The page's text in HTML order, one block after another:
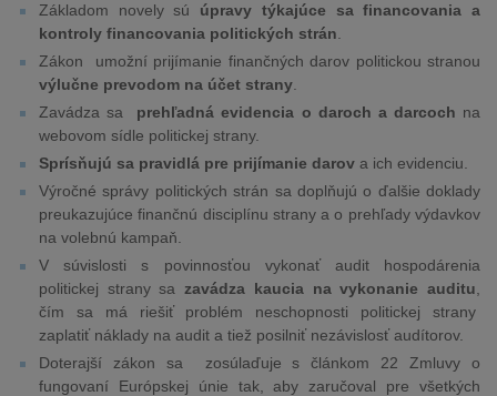
Základom novely sú úpravy týkajúce sa financovania a
kontroly financovania politických strán
Zákon umožní prijímanie finančných darov politickou stranou
výlučne prevodom na účet strany
Zavádza sa prehľadná evidencia o daroch a darcoch na
webovom sídle politickej strany.
Sprísňujú sa pravidlá pre prijímanie darov a ich evidenciu.
Výročné správy politických strán sa doplňujú o ďalšie doklady
preukazujúce finančnú disciplínu strany a o prehľady výdavkov
na volebnú kampaň.
V súvislosti s povinnosťou vykonať audit hospodárenia
politickej strany sa zavádza kaucia na vykonanie auditu
čím sa má riešiť problém neschopnosti politickej strany
zaplatiť náklady na audit a tiež posilniť nezávislosť audítorov.
Doterajší zákon sa zosúlaďuje s článkom 22 Zmluvy o
fungovaní Európskej únie tak, aby zaručoval pre všetkých